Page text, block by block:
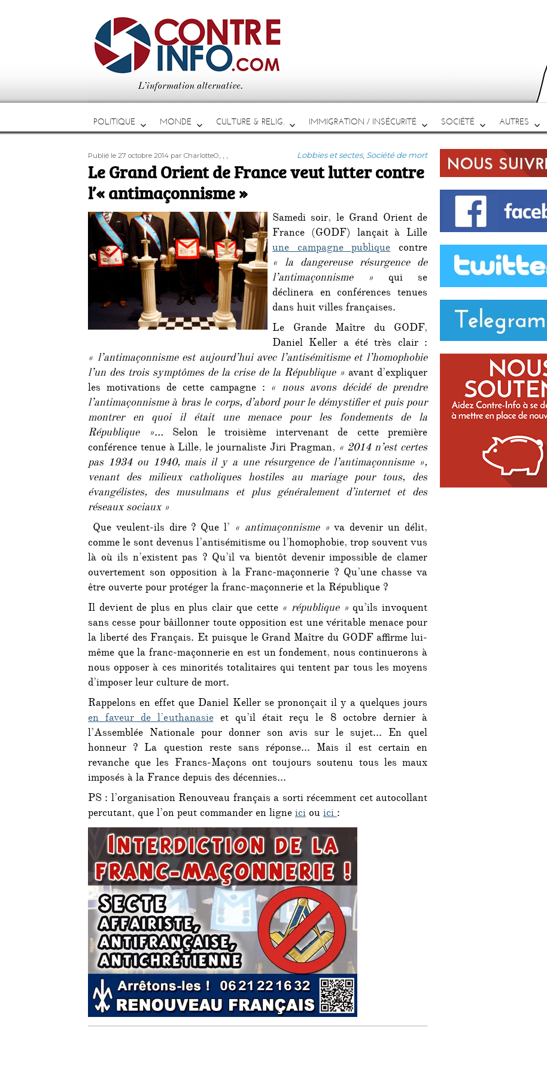
POLITIQUE MONDE CULTURE & RELIG. IMMIGRATION / INSÉCURITÉ SOCIÉTÉ AUTRES
Publié
le
Publié le 27 octobre 2014 Auteur
par CharlotteO Catégories
Lobbies et sectes, Société de mort
, , ,
Le Grand Orient de France veut lutter contre
l’« antimaçonnisme »
Samedi soir, le Grand Orient de
France (GODF) lançait à Lille
une campagne publiquecontre
« la dangereuse résurgence de
l’antimaçonnisme » qui se
déclinera en conférences tenues
dans huit villes françaises.
Le Grande Maître du GODF,
Daniel Keller a été très clair :
« l’antimaçonnisme est aujourd’hui avec l’antisémitisme et l’homophobie
l’un des trois symptômes de la crise de la République » avant d’expliquer
les motivations de cette campagne : « nous avons décidé de prendre
l’antimaçonnisme à bras le corps, d’abord pour le démystifier et puis pour
montrer en quoi il était une menace pour les fondements de la
République »… Selon le troisième intervenant de cette première
conférence tenue à Lille, le journaliste Jiri Pragman, « 2014 n’est certes
pas 1934 ou 1940, mais il y a une résurgence de l’antimaçonnisme »,
venant des milieux catholiques hostiles au mariage pour tous, des
évangélistes, des musulmans et plus généralement d’internet et des
réseaux sociaux »
Que veulent-ils dire ? Que l’ « antimaçonnisme » va devenir un délit,
comme le sont devenus l’antisémitisme ou l’homophobie, trop souvent vus
là où ils n’existent pas ? Qu’il va bientôt devenir impossible de clamer
ouvertement son opposition à la Franc-maçonnerie ? Qu’une chasse va
être ouverte pour protéger la franc-maçonnerie et la République ?
Il devient de plus en plus clair que cette « république » qu’ils invoquent
sans cesse pour bâillonner toute opposition est une véritable menace pour
la liberté des Français. Et puisque le Grand Maître du GODF affirme lui-
même que la franc-maçonnerie en est un fondement, nous continuerons à
nous opposer à ces minorités totalitaires qui tentent par tous les moyens
d’imposer leur culture de mort.
Rappelons en effet que Daniel Keller se prononçait il y a quelques jours
en faveur de l’euthanasieet qu’il était reçu le 8 octobre dernier à
l’Assemblée Nationale pour donner son avis sur le sujet… En quel
honneur ? La question reste sans réponse… Mais il est certain en
revanche que les Francs-Maçons ont toujours soutenu tous les maux
imposés à la France depuis des décennies…
PS : l’organisation Renouveau français a sorti récemment cet autocollant
percutant, que l’on peut commander en ligneiciou ici: